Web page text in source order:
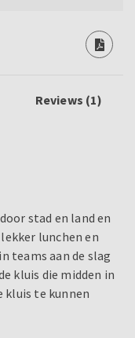
Reviews (1)
stad en land en
lunchen en
teams aan de slag
kluis die midden in
kluis te kunnen